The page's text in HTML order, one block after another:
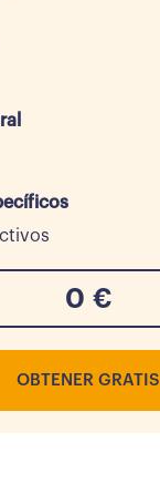
0 €
OBTENER GRATIS